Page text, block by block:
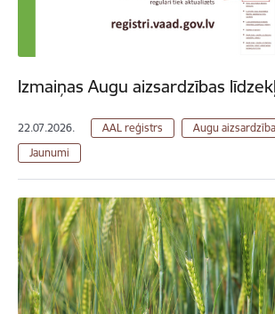
Izmaiņas Augu aizsardzības
22.07.2026. AAL reģistrs
Augu
Jaunumi